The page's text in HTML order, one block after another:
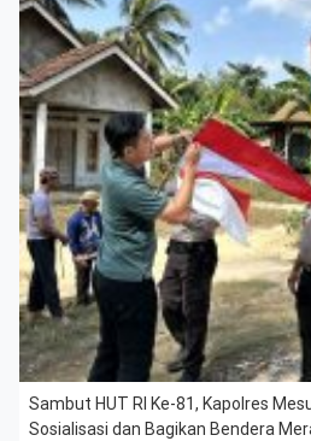
Sambut HUT RI Ke-81, Kapolres
Sosialisasi dan Bagikan Bendera